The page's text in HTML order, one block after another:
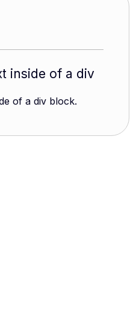
inside of a div
of a div block.